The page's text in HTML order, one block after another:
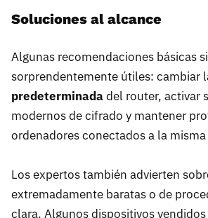
Soluciones al alcance
Algunas recomendaciones básicas
sorprendentemente útiles: cambiar
predeterminadadel router, activar
modernos de cifrado y mantener
ordenadores conectados a la
Los expertos también advierten
extremadamente baratas o de
clara. Algunos dispositivos